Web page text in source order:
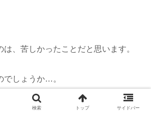
は、苦しかったことだと思います。
でしょうか…。
検索 トップ サイドバー